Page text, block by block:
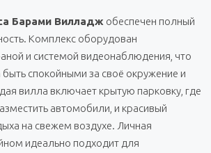
Барами Вилладж обеспечен полный
Комплекс оборудован
и системой видеонаблюдения, что
спокойными за своё окружение и
вилла включает крытую парковку, где
автомобили, и красивый
на свежем воздухе. Личная
идеально подходит для